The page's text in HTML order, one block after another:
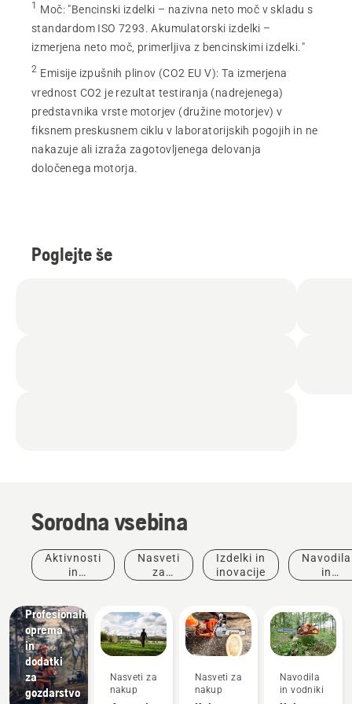
1 Moč: "Bencinski izdelki – nazivna neto moč v skladu s
standardom ISO 7293. Akumulatorski izdelki –
izmerjena neto moč, primerljiva z bencinskimi izdelki."
2 Emisije izpušnih plinov (CO2 EU V): Ta izmerjena
vrednost CO2 je rezultat testiranja (nadrejenega)
predstavnika vrste motorjev (družine motorjev) v
fiksnem preskusnem ciklu v laboratorijskih pogojih in ne
nakazuje ali izraža zagotovljenega delovanja
določenega motorja.
Poglejte še
Sorodna vsebina
Aktivnosti
in
Nasveti
za
Izdelki in
inovacije
Navodila
in
Profesionalna
oprema
in
dodatki
za
gozdarstvo
Nasveti za
nakup
Nasveti za
nakup
Navodila
in vodniki